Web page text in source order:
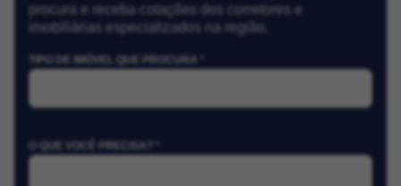
procura e receba cotações dos corretores e
imobiliárias especializados na região.
TIPO DE IMÓVEL QUE PROCURA *
O QUE VOCÊ PRECISA? *